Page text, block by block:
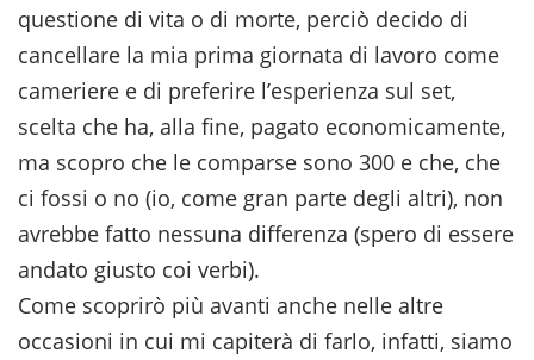
questione di vita o di morte, perciò decido di
cancellare la mia prima giornata di lavoro come
cameriere e di preferire l’esperienza sul set,
scelta che ha, alla fine, pagato economicamente,
ma scopro che le comparse sono 300 e che, che
ci fossi o no (io, come gran parte degli altri), non
avrebbe fatto nessuna differenza (spero di essere
andato giusto coi verbi).
Come scoprirò più avanti anche nelle altre
occasioni in cui mi capiterà di farlo, infatti, siamo